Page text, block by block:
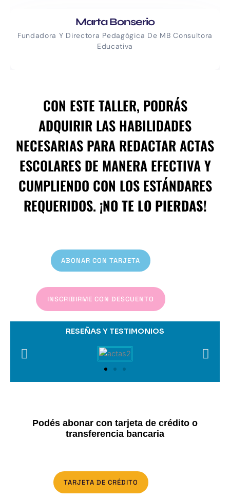
Marta Bonserio
Fundadora Y Directora Pedagógica De MB Consultora
Educativa
CON ESTE TALLER, PODRÁS
ADQUIRIR LAS HABILIDADES
NECESARIAS PARA REDACTAR ACTAS
ESCOLARES DE MANERA EFECTIVA Y
CUMPLIENDO CON LOS ESTÁNDARES
REQUERIDOS. ¡NO TE LO PIERDAS!
ABONAR CON TARJETA
INSCRIBIRME CON DESCUENTO
RESEÑAS Y TESTIMONIOS
Podés abonar con tarjeta de crédito o
transferencia bancaria
TARJETA DE CRÉDITO